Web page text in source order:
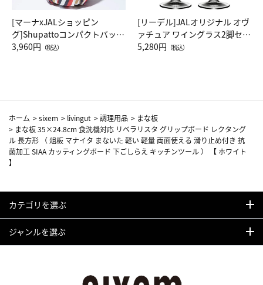
[マーナxJALショッピン
グ]Shupattoコンパクトバッグ
Drop JAL客室乗務員（LC）ス
3,960円 （税込）
[リーデル]JALオリジナル オヴ
ァチュア ワイングラス2脚セッ
ト（レッドワイン）
5,280円 （税込）
ホーム >sixem > livingut >調理用品 > まな板
> まな板 35×24.8cm 食洗機対応 リベラリスタ グリップボード レクタング
ル 長方形 （ 俎板 マナイタ まないた 軽い 軽量 両面使える 滑り止め付き 抗
菌加工 SIAA カッティングボード 下ごしらえ キッチンツール ） 【 ホワイト
】
カテゴリを選ぶ
ジャンルを選ぶ